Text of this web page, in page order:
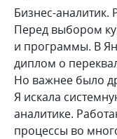
Бизнес-
Перед выбором
и программы. В
диплом о
Но важнее было
Я искала
аналитике.
процессы во